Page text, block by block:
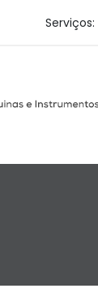
Serviços: